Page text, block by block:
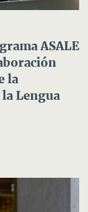
ASALE
la
Lengua